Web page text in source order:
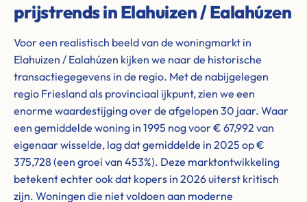
prijstrends in Elahuizen / Ealahúzen
Voor een realistisch beeld van de woningmarkt in
Elahuizen / Ealahúzen kijken we naar de historische
transactiegegevens in de regio. Met de nabijgelegen
regio Friesland als provinciaal ijkpunt, zien we een
enorme waardestijging over de afgelopen 30 jaar. Waar
een gemiddelde woning in 1995 nog voor € 67,992 van
eigenaar wisselde, lag dat gemiddelde in 2025 op €
375,728 (een groei van 453%). Deze marktontwikkeling
betekent echter ook dat kopers in 2026 uiterst kritisch
zijn. Woningen die niet voldoen aan moderne